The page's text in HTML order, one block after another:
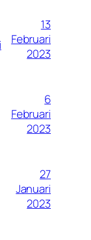
13
Februari
2023
6
Februari
2023
27
Januari
2023